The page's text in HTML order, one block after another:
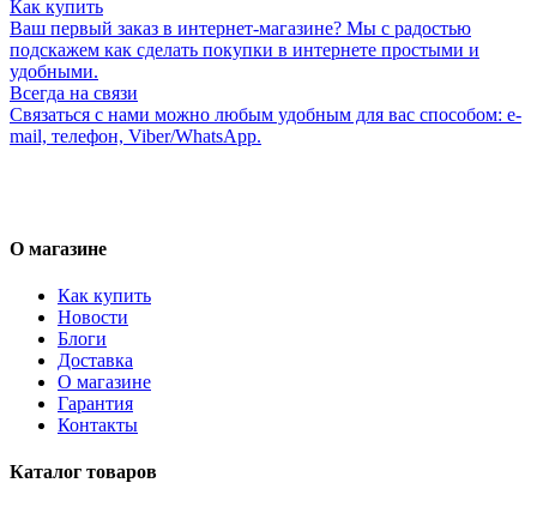
Как купить
Ваш первый заказ в интернет-магазине? Мы с радостью
подскажем как сделать покупки в интернете простыми и
удобными.
Всегда на связи
Связаться с нами можно любым удобным для вас способом: e-
mail, телефон, Viber/WhatsApp.
О магазине
Как купить
Новости
Блоги
Доставка
О магазине
Гарантия
Контакты
Каталог товаров